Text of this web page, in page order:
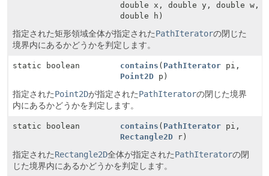
double x, double y, double w,
double h)
指定された矩形領域全体が指定されたPathIteratorの閉じた
境界内にあるかどうかを判定します。
static boolean contains ( PathIterator pi,
Point2D p)
指定されたPoint2Dが指定されたPathIteratorの閉じた境界
内にあるかどうかを判定します。
static boolean contains ( PathIterator pi,
Rectangle2D r)
指定されたRectangle2D全体が指定されたPathIteratorの閉
じた境界内にあるかどうかを判定します。